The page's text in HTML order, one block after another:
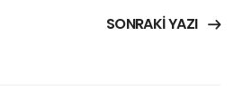
SONRAKI YAZI